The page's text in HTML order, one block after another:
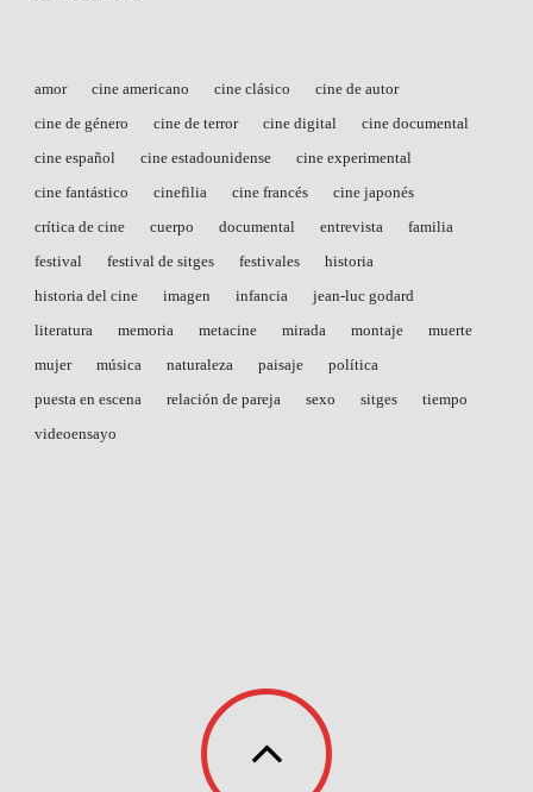
amor cine americano cine clásico
cine de autor
cine de género
cine de terror cine digital
cine documental
cine español
cine estadounidense
cine experimental
cine fantástico
cinefilia cine francés
cine japonés
crítica de cine
cuerpo documental entrevista
familia
festival
festival de sitges festivales
historia
historia del cine
imagen infancia
jean-luc godard
literatura
memoria metacine mirada montaje
muerte
mujer
música naturaleza paisaje
política
puesta en escena
relación de pareja sexo sitges
tiempo
videoensayo